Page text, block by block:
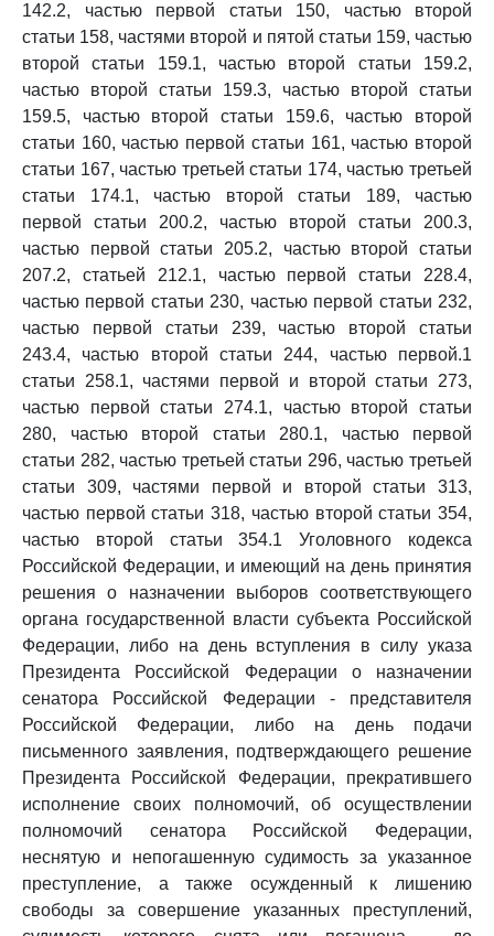
142.2, частью первой статьи 150, частью второй
статьи 158, частями второй и пятой статьи 159, частью
второй статьи 159.1, частью второй статьи 159.2,
частью второй статьи 159.3, частью второй статьи
159.5, частью второй статьи 159.6, частью второй
статьи 160, частью первой статьи 161, частью второй
статьи 167, частью третьей статьи 174, частью третьей
статьи 174.1, частью второй статьи 189, частью
первой статьи 200.2, частью второй статьи 200.3,
частью первой статьи 205.2, частью второй статьи
207.2, статьей 212.1, частью первой статьи 228.4,
частью первой статьи 230, частью первой статьи 232,
частью первой статьи 239, частью второй статьи
243.4, частью второй статьи 244, частью первой.1
статьи 258.1, частями первой и второй статьи 273,
частью первой статьи 274.1, частью второй статьи
280, частью второй статьи 280.1, частью первой
статьи 282, частью третьей статьи 296, частью третьей
статьи 309, частями первой и второй статьи 313,
частью первой статьи 318, частью второй статьи 354,
частью второй статьи 354.1 Уголовного кодекса
Российской Федерации, и имеющий на день принятия
решения о назначении выборов соответствующего
органа государственной власти субъекта Российской
Федерации, либо на день вступления в силу указа
Президента Российской Федерации о назначении
сенатора Российской Федерации - представителя
Российской Федерации, либо на день подачи
письменного заявления, подтверждающего решение
Президента Российской Федерации, прекратившего
исполнение своих полномочий, об осуществлении
полномочий сенатора Российской Федерации,
неснятую и непогашенную судимость за указанное
преступление, а также осужденный к лишению
свободы за совершение указанных преступлений,